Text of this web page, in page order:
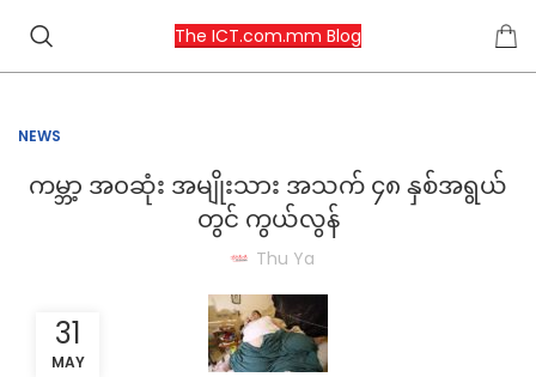
The ICT.com.mm Blog
NEWS
ကမ္ဘာ့ အ၀ဆုံး အမျိုးသား အသက် ၄၈ နှစ်အရွယ်
တွင် ကွယ်လွန်
Thu Ya
31
MAY